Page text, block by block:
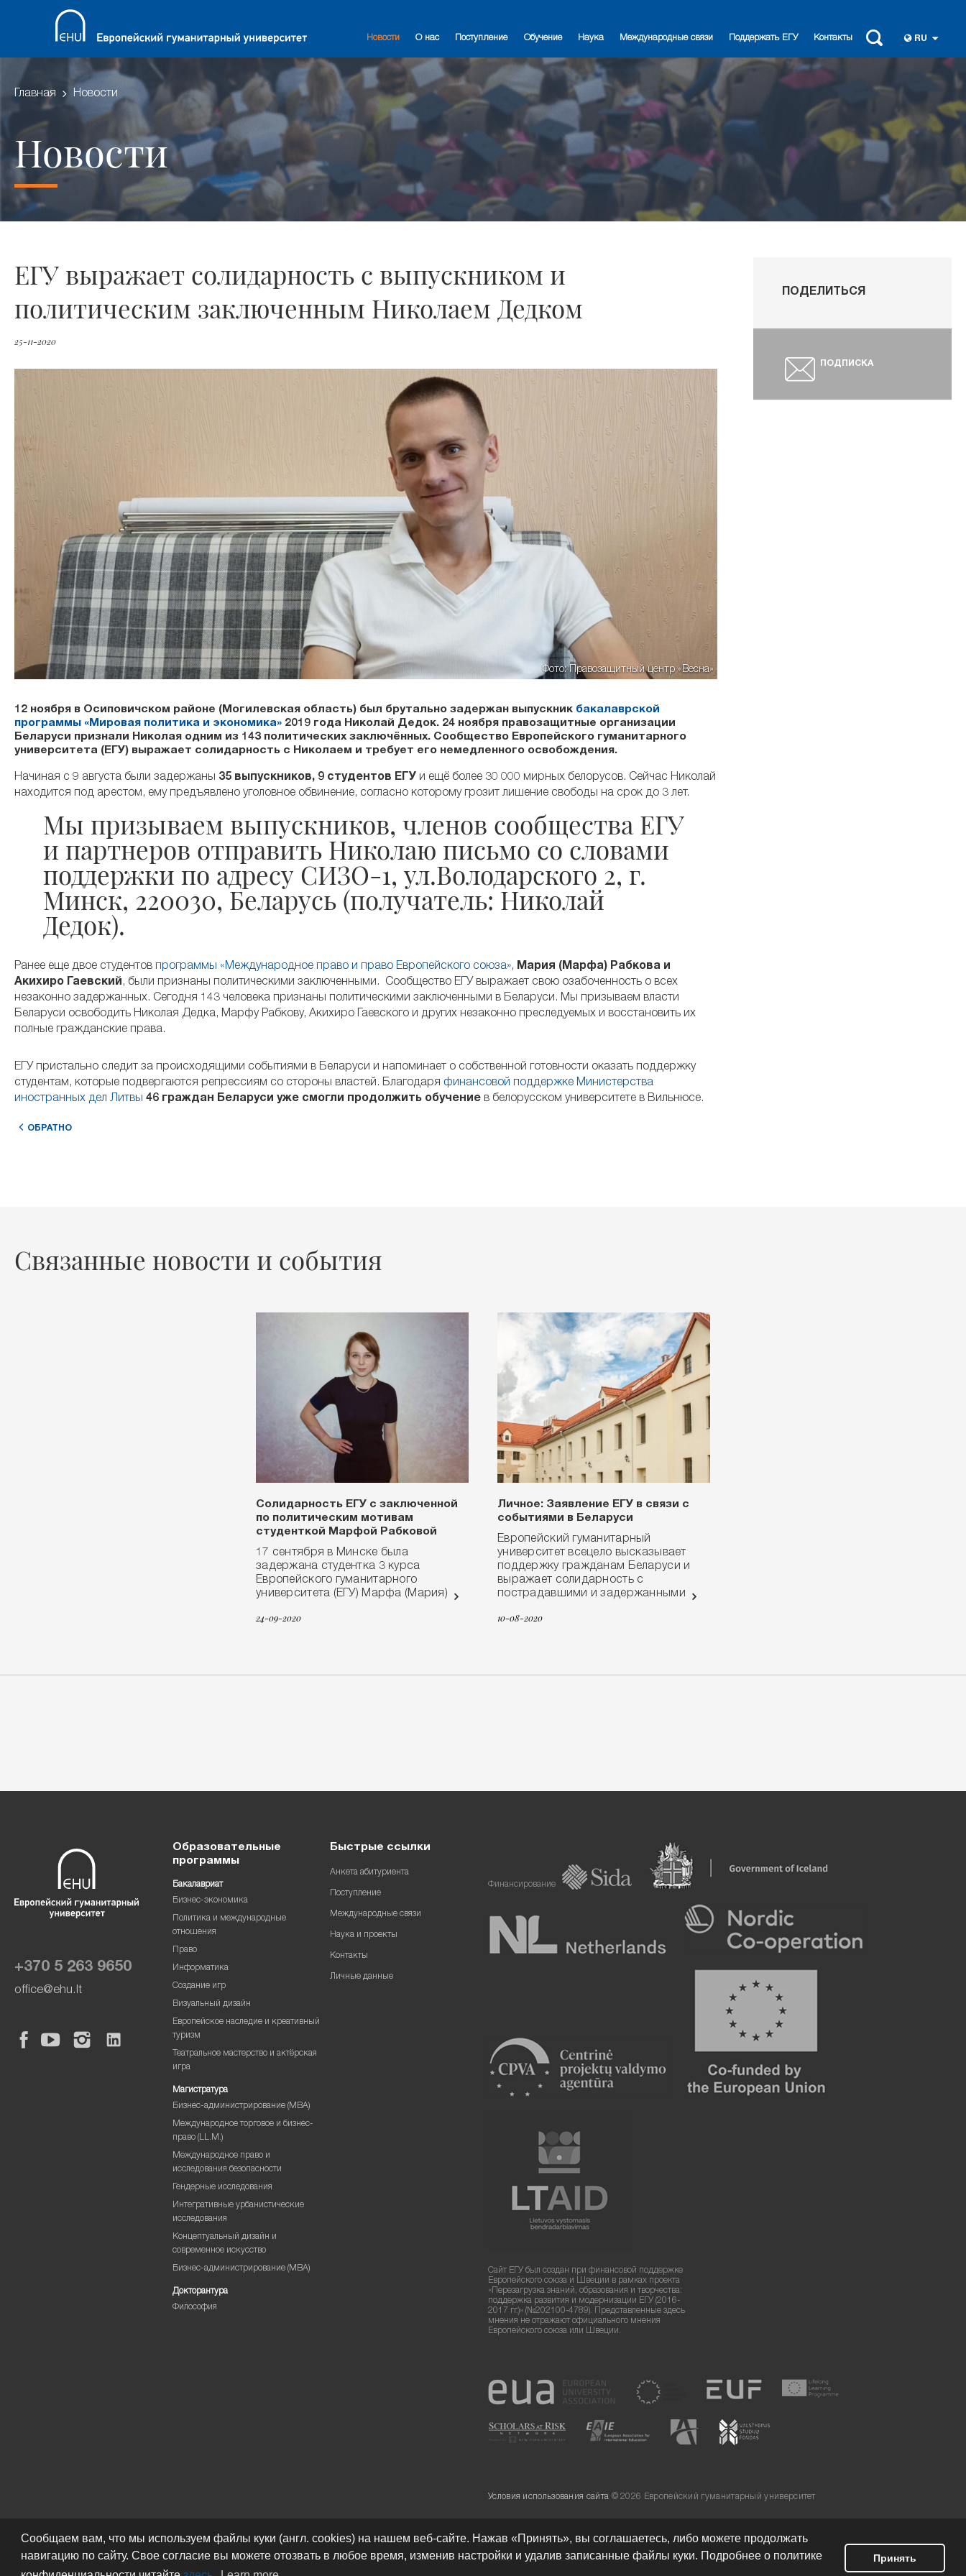
Новости О нас Поступление Обучение Наука Международные связи Поддержать ЕГУ Контакты RU
Главная Новости
Новости
ЕГУ выражает солидарность с выпускником и
политическим заключенным Николаем Дедком
25-11-2020
Фото: Правозащитный центр «Весна»
12 ноября в Осиповичском районе (Могилевская область) был брутально задержан выпускник бакалаврской
программы «Мировая политика и экономика» 2019 года Николай Дедок. 24 ноября правозащитные организации
Беларуси признали Николая одним из 143 политических заключённых. Сообщество Европейского гуманитарного
университета (ЕГУ) выражает солидарность с Николаем и требует его немедленного освобождения.
Начиная с 9 августа были задержаны 35 выпускников, 9 студентов ЕГУ и ещё более 30 000 мирных белорусов. Сейчас Николай
находится под арестом, ему предъявлено уголовное обвинение, согласно которому грозит лишение свободы на срок до 3 лет.
Мы призываем выпускников, членов сообщества ЕГУ
и партнеров отправить Николаю письмо со словами
поддержки по адресу СИЗО-1, ул.Володарского 2, г.
Минск, 220030, Беларусь (получатель: Николай
Дедок).
Ранее еще двое студентов программы «Международное право и право Европейского союза», Мария (Марфа) Рабкова и
Акихиро Гаевский, были признаны политическими заключенными. Сообщество ЕГУ выражает свою озабоченность о всех
незаконно задержанных. Сегодня 143 человека признаны политическими заключенными в Беларуси. Мы призываем власти
Беларуси освободить Николая Дедка, Марфу Рабкову, Акихиро Гаевского и других незаконно преследуемых и восстановить их
полные гражданские права.
ЕГУ пристально следит за происходящими событиями в Беларуси и напоминает о собственной готовности оказать поддержку
студентам, которые подвергаются репрессиям со стороны властей. Благодаря финансовой поддержке Министерства
иностранных дел Литвы 46 граждан Беларуси уже смогли продолжить обучение в белорусском университете в Вильнюсе.
ОБРАТНО
ПОДЕЛИТЬСЯ
ПОДПИСКА
Связанные новости и события
Солидарность ЕГУ с заключенной
по политическим мотивам
студенткой Марфой Рабковой
17 сентября в Минске была
задержана студентка 3 курса
Европейского гуманитарного
университета (ЕГУ) Марфа (Мария)
24-09-2020
Личное: Заявление ЕГУ в связи с
событиями в Беларуси
Европейский гуманитарный
университет всецело высказывает
поддержку гражданам Беларуси и
выражает солидарность c
пострадавшими и задержанными
10-08-2020
+370 5 263 9650
office@ehu.lt
Образовательные
программы
Бакалавриат
Бизнес-экономика
Политика и международные
отношения
Право
Информатика
Создание игр
Визуальный дизайн
Европейское наследие и креативный
туризм
Театральное мастерство и актёрская
игра
Магистратура
Бизнес-администрирование (MBA)
Международное торговое и бизнес-
право (LL.M.)
Международное право и
исследования безопасности
Гендерные исследования
Интегративные урбанистические
исследования
Концептуальный дизайн и
современное искусство
Бизнес-администрирование (MBA)
Докторантура
Философия
Быстрые ссылки
Анкета абитуриента
Поступление
Международные связи
Наука и проекты
Контакты
Личные данные
Финансирование
Сайт ЕГУ был создан при финансовой поддержке
Европейского союза и Швеции в рамках проекта
«Перезагрузка знаний, образования и творчества:
поддержка развития и модернизации ЕГУ (2016-
2017 гг.)» (№202100-4789). Представленные здесь
мнения не отражают официального мнения
Европейского союза или Швеции.
Условия использования сайта © 2026 Европейский гуманитарный университет
Разработка сайта:
Сообщаем вам, что мы используем файлы куки (англ. cookies) на нашем веб-сайте. Нажав «Принять», вы соглашаетесь, либо можете продолжать
навигацию по сайту. Свое согласие вы можете отозвать в любое время, изменив настройки и удалив записанные файлы куки. Подробнее о политике
Принять